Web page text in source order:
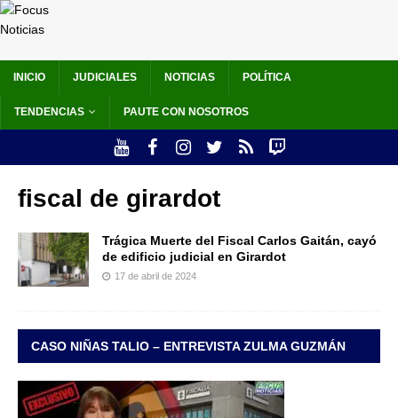
INICIO JUDICIALES NOTICIAS POLÍTICA
TENDENCIAS PAUTE CON NOSOTROS
fiscal de girardot
Trágica Muerte del Fiscal Carlos Gaitán, cayó
de edificio judicial en Girardot
17 de abril de 2024
CASO NIÑAS TALIO – ENTREVISTA ZULMA GUZMÁN